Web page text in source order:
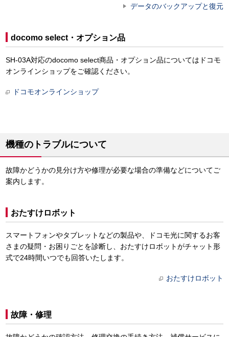
データのバックアップと復元
docomo select・オプション品
SH-03A対応のdocomo select商品・オプション品についてはドコモ
オンラインショップをご確認ください。
ドコモオンラインショップ
機種のトラブルについて
故障かどうかの見分け方や修理が必要な場合の準備などについてご
案内します。
おたすけロボット
スマートフォンやタブレットなどの製品や、ドコモ光に関するお客
さまの疑問・お困りごとを診断し、おたすけロボットがチャット形
式で24時間いつでも回答いたします。
おたすけロボット
故障・修理